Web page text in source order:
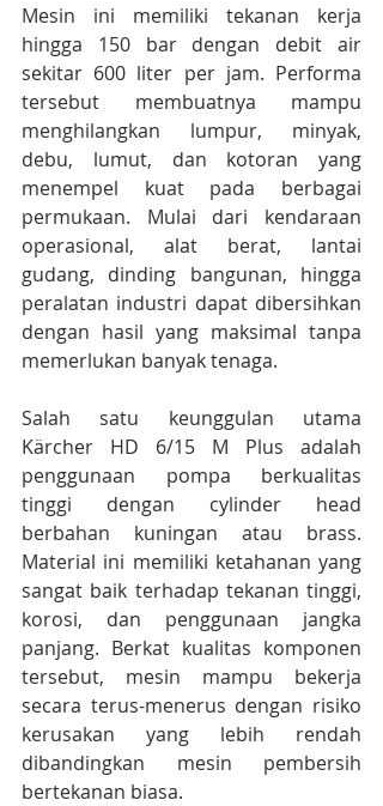
Mesin ini memiliki tekanan kerja
hingga 150 bar dengan debit air
sekitar 600 liter per jam. Performa
tersebut membuatnya mampu
menghilangkan lumpur, minyak,
debu, lumut, dan kotoran yang
menempel kuat pada berbagai
permukaan. Mulai dari kendaraan
operasional, alat berat, lantai
gudang, dinding bangunan, hingga
peralatan industri dapat dibersihkan
dengan hasil yang maksimal tanpa
memerlukan banyak tenaga.
Salah satu keunggulan utama
Kärcher HD 6/15 M Plus adalah
penggunaan pompa berkualitas
tinggi dengan cylinder head
berbahan kuningan atau brass.
Material ini memiliki ketahanan yang
sangat baik terhadap tekanan tinggi,
korosi, dan penggunaan jangka
panjang. Berkat kualitas komponen
tersebut, mesin mampu bekerja
secara terus-menerus dengan risiko
kerusakan yang lebih rendah
dibandingkan mesin pembersih
bertekanan biasa.